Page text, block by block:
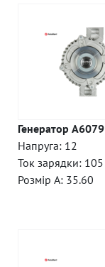
Генератор A6079
Напруга: 12
Ток зарядки: 105
Розмір A: 35.60